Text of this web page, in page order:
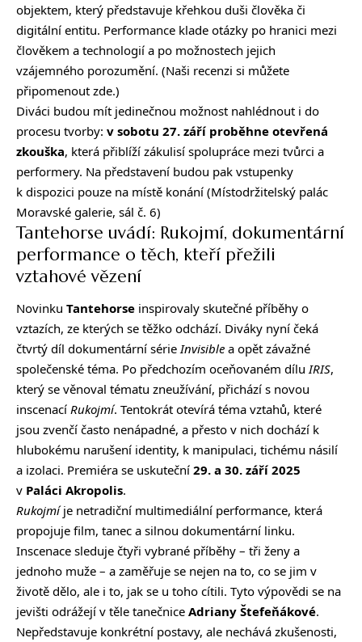
objektem, který představuje křehkou duši člověka či
digitální entitu. Performance klade otázky po hranici mezi
člověkem a technologií a po možnostech jejich
vzájemného porozumění. (Naši recenzi si můžete
připomenout zde.)
Diváci budou mít jedinečnou možnost nahlédnout i do
procesu tvorby: v sobotu 27. září proběhne otevřená
zkouška, která přiblíží zákulisí spolupráce mezi tvůrci a
performery. Na představení budou pak vstupenky
k dispozici pouze na místě konání (Místodržitelský palác
Moravské galerie, sál č. 6)
Tantehorse uvádí: Rukojmí, dokumentární
performance o těch, kteří přežili
vztahové vězení
Novinku Tantehorse inspirovaly skutečné příběhy o
vztazích, ze kterých se těžko odchází. Diváky nyní čeká
čtvrtý díl dokumentární sérieInvisible a opět závažné
společenské téma. Po předchozím oceňovaném díluIRIS,
který se věnoval tématu zneužívání, přichází s novou
inscenací Rukojmí. Tentokrát otevírá téma vztahů, které
jsou zvenčí často nenápadné, a přesto v nich dochází k
hlubokému narušení identity, k manipulaci, tichému násilí
a izolaci. Premiéra se uskuteční 29. a 30. září 2025
v Paláci Akropolis.
Rukojmíje netradiční multimediální performance, která
propojuje film, tanec a silnou dokumentární linku.
Inscenace sleduje čtyři vybrané příběhy – tři ženy a
jednoho muže – a zaměřuje se nejen na to, co se jim v
životě dělo, ale i to, jak se u toho cítili. Tyto výpovědi se na
jevišti odrážejí v těle tanečnice Adriany Štefeňákové.
Nepředstavuje konkrétní postavy, ale nechává zkušenosti,